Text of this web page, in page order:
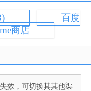
百度
商店
效，可切换其其他渠